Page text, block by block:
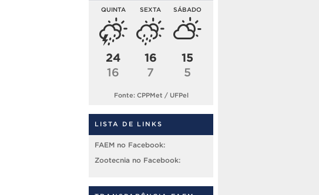
QUINTA
24
16
SEXTA
16
7
SÁBADO
15
5
Fonte: CPPMet / UFPel
LISTA DE LINKS
FAEM no Facebook:
Zootecnia no Facebook: